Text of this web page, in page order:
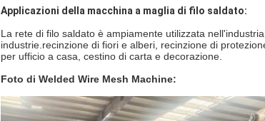
Applicazioni della macchina a maglia di filo saldato:
La rete di filo saldato è ampiamente utilizzata
industrie.recinzione di fiori e alberi, recinzione di
per ufficio a casa, cestino di carta e decorazione.
Foto di Welded Wire Mesh Machine: